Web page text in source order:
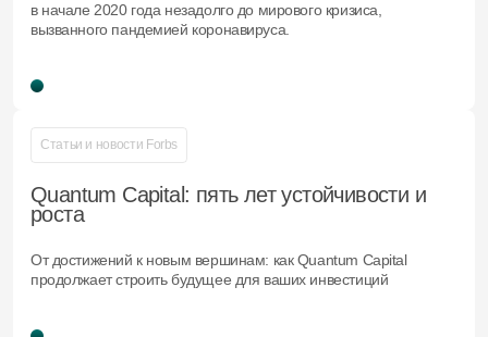
в начале 2020 года незадолго до мирового кризиса,
вызванного пандемией коронавируса.
Статьи и новости Forbs
Quantum Capital: пять лет устойчивости и
роста
От достижений к новым вершинам: как Quantum Capital
продолжает строить будущее для ваших инвестиций